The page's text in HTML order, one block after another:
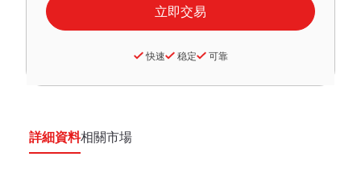
快速 稳定 可靠
詳細資料相關市場